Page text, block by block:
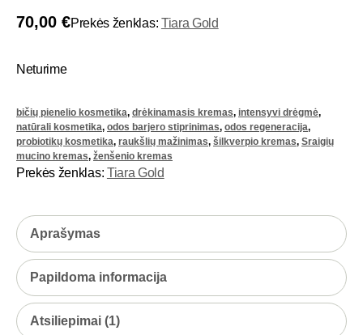
70,00 €Prekės ženklas: Tiara Gold
Neturime
bičių pienelio kosmetika, drėkinamasis kremas, intensyvi drėgmė,
natūrali kosmetika, odos barjero stiprinimas, odos regeneracija,
probiotikų kosmetika, raukšlių mažinimas, šilkverpio kremas, Sraigių
mucino kremas, ženšenio kremas
Prekės ženklas: Tiara Gold
Aprašymas
Papildoma informacija
Atsiliepimai (1)